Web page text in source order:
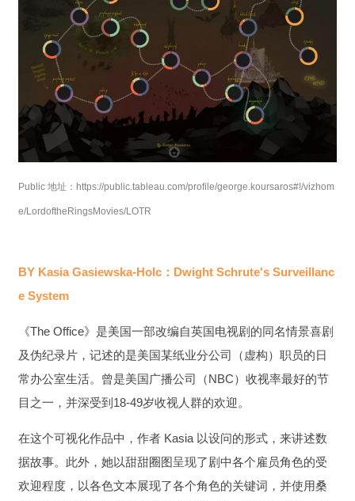
Public 地址：https://public.tableau.com/profile/george.koursaros#!/vizhom
e/LordoftheRingsMovies/LOTR
BY Kasia Gasiewska-Holc：Dwight Schrute's Surveillanc
e System
《The Office》是美国一部改编自英国电视剧的同名情景喜剧
及伪纪录片，记述的是美国某纸业分公司（虚构）职员的日
常办公室生活。曾是美国广播公司（NBC）收视率最好的节
目之一，并深受到18-49岁收视人群的欢迎。
在这个可视化作品中，作者 Kasia 以设问的形式，来讲述数
据故事。此外，她以甜甜圈图呈现了剧中各个雇员角色的受
欢迎程度，以各色文本展现了各个角色的关键词，并使用桑